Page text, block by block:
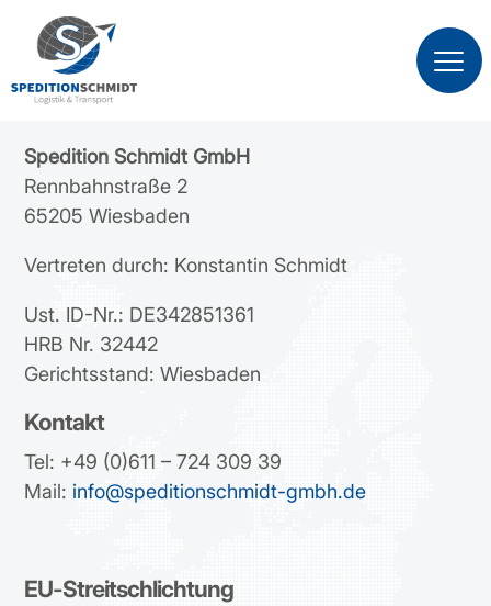
Impressum
Spedition Schmidt GmbH
Rennbahnstraße 2
65205 Wiesbaden
Vertreten durch: Konstantin Schmidt
Ust. ID-Nr.: DE342851361
HRB Nr. 32442
Gerichtsstand: Wiesbaden
Kontakt
Tel: +49 (0)611 – 724 309 39
Mail: info@speditionschmidt-gmbh.de
EU-Streitschlichtung